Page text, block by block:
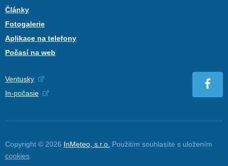
Články
Fotogalerie
Aplikace na telefony
Počasí na web
Ventusky
In-počasie
Copyright © 2026 InMeteo, s.r.o. Použitím souhlasíte s uložením
cookies